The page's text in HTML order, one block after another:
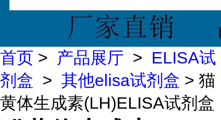
首页 > 产品展厅 > ELISA试
剂盒 > 其他elisa试剂盒 > 猫
黄体生成素(LH)ELISA试剂盒